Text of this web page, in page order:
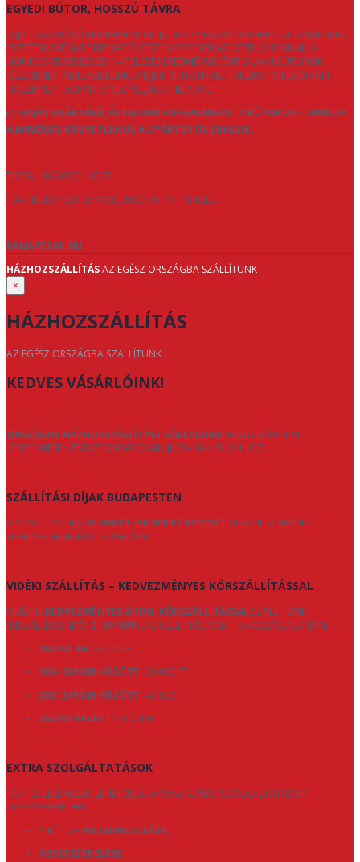
EGYEDI BÚTOR, HOSSZÚ TÁVRA
SAJÁT GYÁRTÁSÚ TERMÉKEINK CÉLJA, HOGY HOSSZÚ ÉVEKEN ÁT KÉNYELMES,
ESZTÉTIKUS ÉS MEGBÍZHATÓ RÉSZEI LEGYENEK AZ OTTHONOKNAK. A
GONDOS TERVEZÉS ÉS KIVITELEZÉS EREDMÉNYEKÉNT OLYAN BÚTOROK
KÉSZÜLNEK, AMELYEK NEMCSAK JÓL MUTATNAK, HANEM A MINDENNAPI
HASZNÁLAT SORÁN IS MEGÁLLJÁK A HELYÜKET.
👉 SAJÁT GYÁRTÁSÚ, ÁLTALUNK FORGALMAZOTT BÚTOROK – AMIKOR
A MINŐSÉG KÖZVETLENÜL A GYÁRTÓTÓL ÉRKEZIK.
TÍMEA +36 20 561 46 33
1047 BUDAPEST BAROSS UTCA 75-77. 1 EMELET
KANAPETAR.HU
HÁZHOZSZÁLLÍTÁSAZ EGÉSZ ORSZÁGBA SZÁLLÍTUNK
×
HÁZHOZSZÁLLÍTÁS
AZ EGÉSZ ORSZÁGBA SZÁLLÍTUNK
KEDVES VÁSÁRLÓINK!
ORSZÁGOS HÁZHOZSZÁLLÍTÁST VÁLLALUNK, HOGY BÚTORAI
KÉNYELMESEN ÉS BIZTONSÁGOSAN JUSSANAK EL ÖNHÖZ.
SZÁLLÍTÁSI DÍJAK BUDAPESTEN
A SZÁLLÍTÁS DÍJA16.000 FT–30.000 FT KÖZÖTT ALAKUL, A KERÜLET
ELHELYEZKEDÉSÉTŐL FÜGGŐEN.
VIDÉKI SZÁLLÍTÁS – KEDVEZMÉNYES KÖRSZÁLLÍTÁSSAL
VIDÉKRE KEDVEZMÉNYES ÁRON, KÖRSZÁLLÍTÁSSAL SZÁLLÍTUNK
(KISZÁLLÍTÁSI IDŐ: 2–10 NAP), AZ ÜZLETTŐL MÉRT TÁVOLSÁG ALAPJÁN:
100 KM-IG: 32.000 FT
100–199 KM KÖZÖTT: 39.000 FT
200–249 KM KÖZÖTT: 43.000 FT
250 KM FELETT: 48.000 FT
EXTRA SZOLGÁLTATÁSOK
TÉRÍTÉS ELLENÉBEN LEHETŐSÉG VAN AZ ALÁBBI SZOLGÁLTATÁSOK
IGÉNYBEVÉTELÉRE:
A BÚTOR KICSOMAGOLÁSA,
ÖSSZESZERELÉSE,